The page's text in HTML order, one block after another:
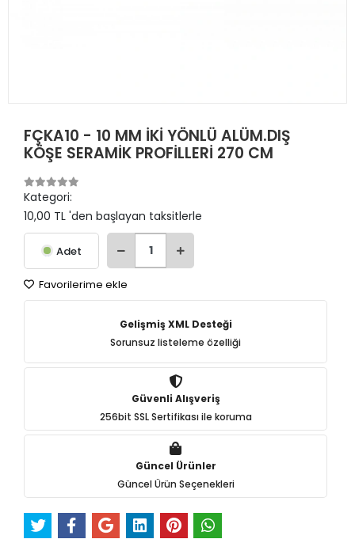
FÇKA10 - 10 MM İKİ YÖNLÜ ALÜM.DIŞ
KÖŞE SERAMİK PROFİLLERİ 270 CM
Kategori:
10,00 TL 'den başlayan taksitlerle
Adet
Favorilerime ekle
Gelişmiş XML Desteği
Sorunsuz listeleme özelliği
Güvenli Alışveriş
256bit SSL Sertifikası ile koruma
Güncel Ürünler
Güncel Ürün Seçenekleri